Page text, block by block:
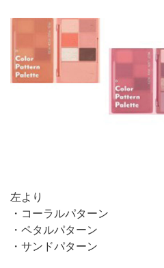
左より
・コーラルパターン
・ペタルパターン
・サンドパターン